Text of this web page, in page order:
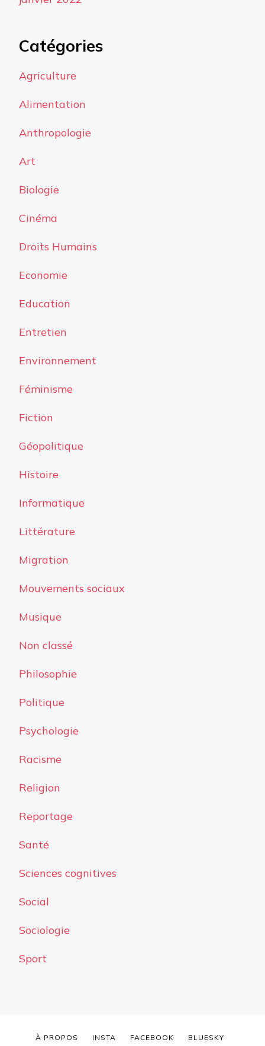
Catégories
Agriculture
Alimentation
Anthropologie
Art
Biologie
Cinéma
Droits Humains
Economie
Education
Entretien
Environnement
Féminisme
Fiction
Géopolitique
Histoire
Informatique
Littérature
Migration
Mouvements sociaux
Musique
Non classé
Philosophie
Politique
Psychologie
Racisme
Religion
Reportage
Santé
Sciences cognitives
Social
Sociologie
Sport
À PROPOS INSTA FACEBOOK
BLUESKY